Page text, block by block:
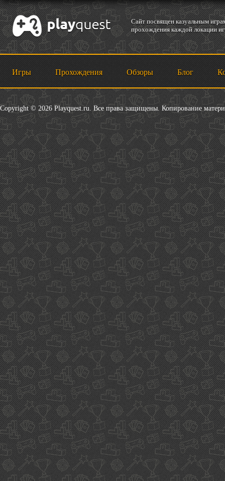
Cайт посвящен казуальным
прохождения каждой локации
Игры Прохождения Обзоры Блог
Copyright © 2026 Playquest.ru. Все права защищены. Копирование